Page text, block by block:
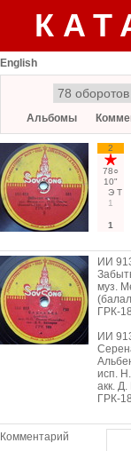
English
Альбомы
2
78○
10"
Э Т
1
1
ИИ
муз.
ГРК-
ИИ
исп.
акк.
ГРК-
Комментарий